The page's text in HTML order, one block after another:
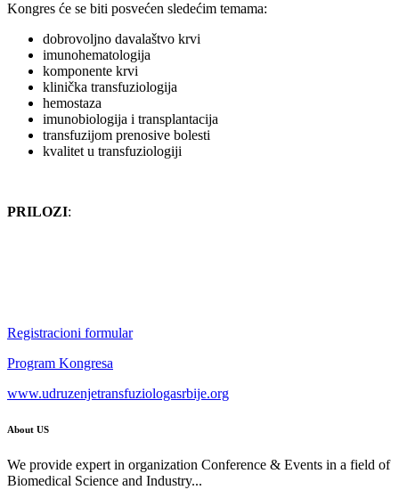
Kongres će se biti posvećen sledećim temama:
dobrovoljno davalaštvo krvi
imunohematologija
komponente krvi
klinička transfuziologija
hemostaza
imunobiologija i transplantacija
transfuzijom prenosive bolesti
kvalitet u transfuziologiji
PRILOZI:
Registracioni formular
Program Kongresa
www.udruzenjetransfuziologasrbije.org
About US
We provide expert in organization Conference & Events in a field of
Biomedical Science and Industry...